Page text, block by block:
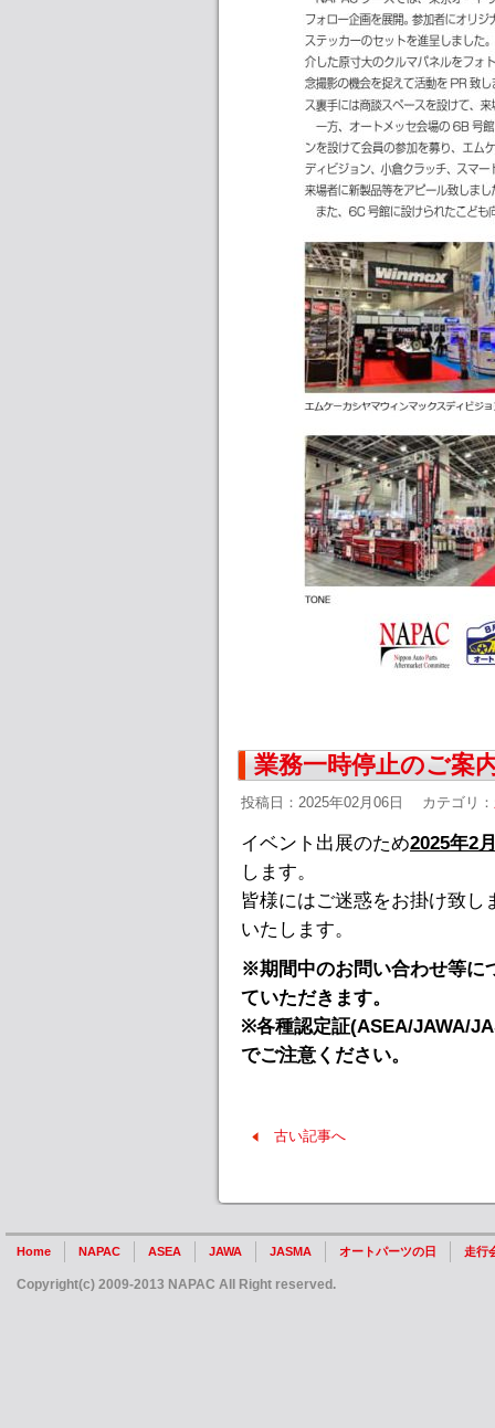
業務一時停止のご案
投稿日：2025年02月06日 カテゴリ：
イベント出展のため2025年2
します。
皆様にはご迷惑をお掛け致し
いたします。
※期間中のお問い合わせ等に
ていただきます。
※各種認定証(ASEA/JAWA/
でご注意ください。
古い記事へ
Home NAPAC ASEA JAWA JASMA オートパーツの日 走行
Copyright(c) 2009-2013 NAPAC All Right reserved.